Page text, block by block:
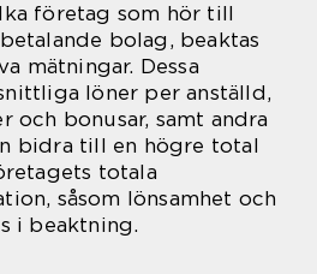
företag som hör till
bolag, beaktas
mätningar. Dessa
löner per anställd,
och bonusar, samt andra
bidra till en högre total
totala
såsom lönsamhet och
i beaktning.